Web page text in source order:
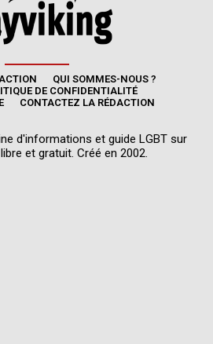
QUI SOMMES-NOUS ?
DE CONFIDENTIALITÉ
CONTACTEZ LA RÉDACTION
d'informations et guide LGBT sur
et gratuit. Créé en 2002.